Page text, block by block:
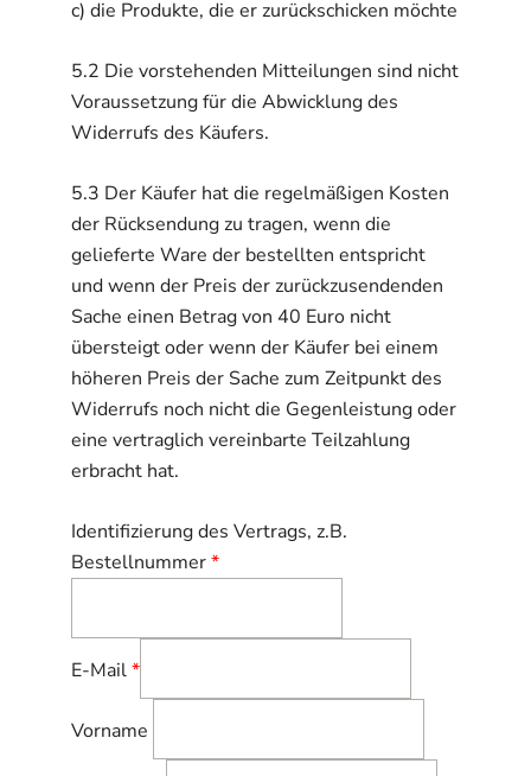
c) die Produkte, die er zurückschicken möchte
5.2 Die vorstehenden Mitteilungen sind nicht
Voraussetzung für die Abwicklung des
Widerrufs des Käufers.
5.3 Der Käufer hat die regelmäßigen Kosten
der Rücksendung zu tragen, wenn die
gelieferte Ware der bestellten entspricht
und wenn der Preis der zurückzusendenden
Sache einen Betrag von 40 Euro nicht
übersteigt oder wenn der Käufer bei einem
höheren Preis der Sache zum Zeitpunkt des
Widerrufs noch nicht die Gegenleistung oder
eine vertraglich vereinbarte Teilzahlung
erbracht hat.
Identifizierung des Vertrags, z.B.
Bestellnummer*
E-Mail*
Mail
Vorname